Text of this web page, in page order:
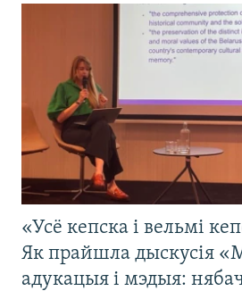
«Усё кепска і вельмі
Як прайшла дыскусія
адукацыя і мэдыя: